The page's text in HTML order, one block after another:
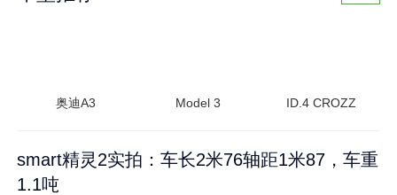
奥迪A3 Model 3 ID.4 CROZZ
smart精灵2实拍：车长2米76轴距1米87，车重
1.1吨